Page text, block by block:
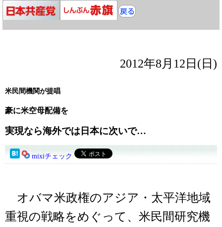
2012年8月12日(日)
米民間機関が提唱
豪に米空母配備を
実現なら海外では日本に次いで…
mixiチェック
オバマ米政権のアジア・太平洋地域
重視の戦略をめぐって、米民間研究機